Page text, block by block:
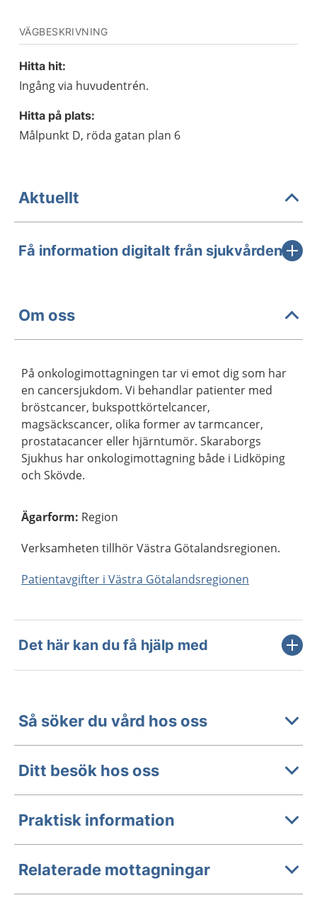
VÄGBESKRIVNING
Hitta hit:
Ingång via huvudentrén.
Hitta på plats:
Målpunkt D, röda gatan plan 6
Aktuellt
Få information digitalt från sjukvården
Om oss
På onkologimottagningen tar vi emot dig som har
en cancersjukdom. Vi behandlar patienter med
bröstcancer, bukspottkörtelcancer,
magsäckscancer, olika former av tarmcancer,
prostatacancer eller hjärntumör. Skaraborgs
Sjukhus har onkologimottagning både i Lidköping
och Skövde.
Ägarform: Region
Verksamheten tillhör Västra Götalandsregionen.
Patientavgifter i Västra Götalandsregionen
Det här kan du få hjälp med
Så söker du vård hos oss
Ditt besök hos oss
Praktisk information
Relaterade mottagningar